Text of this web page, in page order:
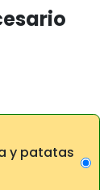
y patatas